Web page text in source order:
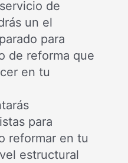
de
un el
para
de reforma que
en tu
para
reformar en tu
estructural